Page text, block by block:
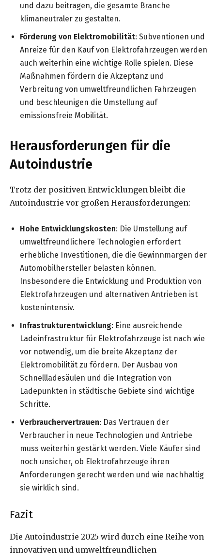
und dazu beitragen, die gesamte Branche
klimaneutraler zu gestalten.
Förderung von Elektromobilität: Subventionen und
Anreize für den Kauf von Elektrofahrzeugen werden
auch weiterhin eine wichtige Rolle spielen. Diese
Maßnahmen fördern die Akzeptanz und
Verbreitung von umweltfreundlichen Fahrzeugen
und beschleunigen die Umstellung auf
emissionsfreie Mobilität.
Herausforderungen für die
Autoindustrie
Trotz der positiven Entwicklungen bleibt die
Autoindustrie vor großen Herausforderungen:
Hohe Entwicklungskosten: Die Umstellung auf
umweltfreundlichere Technologien erfordert
erhebliche Investitionen, die die Gewinnmargen der
Automobilhersteller belasten können.
Insbesondere die Entwicklung und Produktion von
Elektrofahrzeugen und alternativen Antrieben ist
kostenintensiv.
Infrastrukturentwicklung: Eine ausreichende
Ladeinfrastruktur für Elektrofahrzeuge ist nach wie
vor notwendig, um die breite Akzeptanz der
Elektromobilität zu fördern. Der Ausbau von
Schnellladesäulen und die Integration von
Ladepunkten in städtische Gebiete sind wichtige
Schritte.
Verbrauchervertrauen: Das Vertrauen der
Verbraucher in neue Technologien und Antriebe
muss weiterhin gestärkt werden. Viele Käufer sind
noch unsicher, ob Elektrofahrzeuge ihren
Anforderungen gerecht werden und wie nachhaltig
sie wirklich sind.
Fazit
Die Autoindustrie 2025 wird durch eine Reihe von
innovativen und umweltfreundlichen